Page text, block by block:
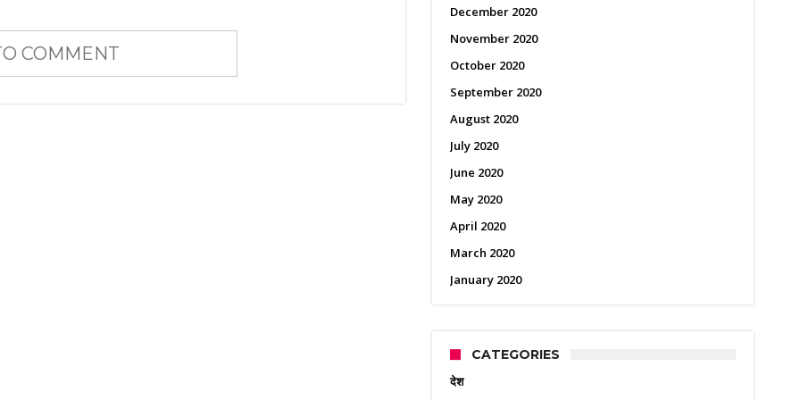
COMMENT
December 2020
November 2020
October 2020
September 2020
August 2020
July 2020
June 2020
May 2020
April 2020
March 2020
January 2020
CATEGORIES
देश